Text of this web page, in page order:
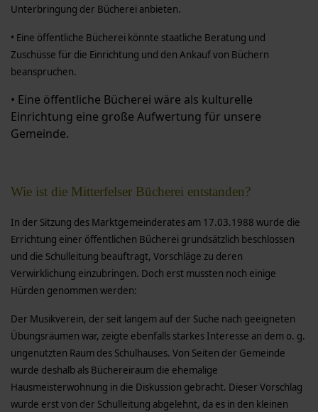
Unterbringung der Bücherei anbieten.
• Eine öffentliche Bücherei könnte staatliche Beratung und
Zuschüsse für die Einrichtung und den Ankauf von Büchern
beanspruchen.
• Eine öffentliche Bücherei wäre als kulturelle
Einrichtung eine große Aufwertung für unsere
Gemeinde.
Wie ist die Mitterfelser Bücherei entstanden?
In der Sitzung des Marktgemeinderates am 17.03.1988 wurde die
Errichtung einer öffentlichen Bücherei grundsätzlich beschlossen
und die Schulleitung beauftragt, Vorschläge zu deren
Verwirklichung einzubringen. Doch erst mussten noch einige
Hürden genommen werden:
Der Musikverein, der seit langem auf der Suche nach geeigneten
Übungsräumen war, zeigte ebenfalls starkes Interesse an dem o. g.
ungenutzten Raum des Schulhauses. Von Seiten der Gemeinde
wurde deshalb als Büchereiraum die ehemalige
Hausmeisterwohnung in die Diskussion gebracht. Dieser Vorschlag
wurde erst von der Schulleitung abgelehnt, da es in den kleinen